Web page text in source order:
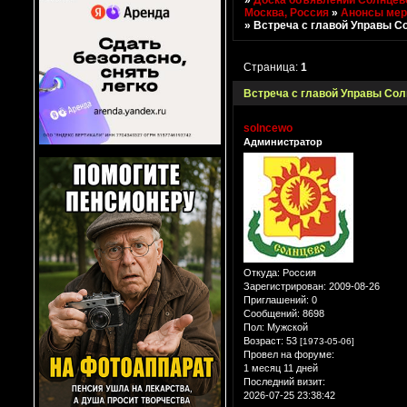
Москва, Россия »Анонсы
»Встреча с главой Управы
Встреча с главой Управы
Страница:1
solncewo
Администратор
Откуда: Россия
Зарегистрирован: 2009-08-26
Приглашений: 0
Сообщений: 8698
Пол: Мужской
Возраст: 53 [1973-05-06]
Провел на форуме:
1 месяц 11 дней
Последний визит:
2026-07-25 23:38:42